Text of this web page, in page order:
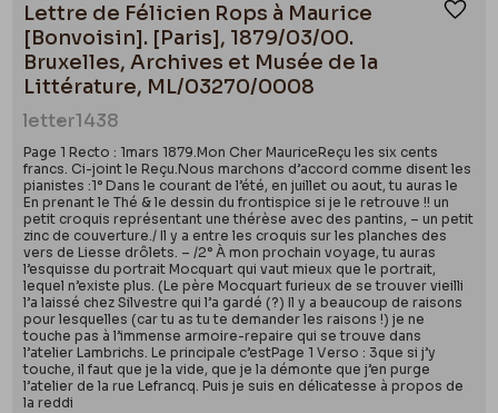
Lettre de Félicien Rops à Maurice
[Bonvoisin]. [Paris], 1879/03/00.
Bruxelles, Archives et Musée de la
Littérature, ML/03270/0008
letter1438
Page 1 Recto : 1mars 1879.Mon Cher MauriceReçu les six cents
francs. Ci-joint le Reçu.Nous marchons d’accord comme disent les
pianistes :1° Dans le courant de l’été, en juillet ou aout, tu auras le
En prenant le Thé & le dessin du frontispice si je le retrouve !! un
petit croquis représentant une thérèse avec des pantins, – un petit
zinc de couverture./ Il y a entre les croquis sur les planches des
vers de Liesse drôlets. – /2° À mon prochain voyage, tu auras
l’esquisse du portrait Mocquart qui vaut mieux que le portrait,
lequel n’existe plus. (Le père Mocquart furieux de se trouver vieilli
l’a laissé chez Silvestre qui l’a gardé (?) Il y a beaucoup de raisons
pour lesquelles (car tu as tu te demander les raisons !) je ne
touche pas à l’immense armoire-repaire qui se trouve dans
l’atelier Lambrichs. Le principale c’estPage 1 Verso : 3que si j’y
touche, il faut que je la vide, que je la démonte que j’en purge
l’atelier de la rue Lefrancq. Puis je suis en délicatesse à propos de
la reddi